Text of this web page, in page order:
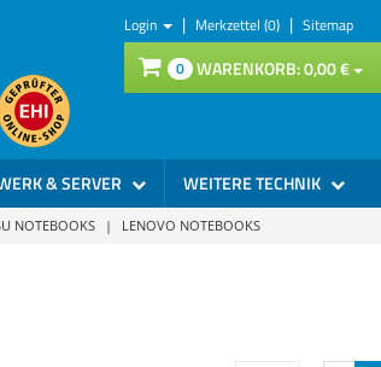
Login | Merkzettel (0) | Sitemap
0 WARENKORB:0,00€
& SERVER WEITERE TECHNIK
NOTEBOOKS | LENOVO NOTEBOOKS